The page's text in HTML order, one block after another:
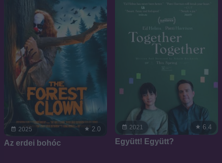
2025 2.0
Az erdei bohóc
2021 6.4
Együtt! Együtt?